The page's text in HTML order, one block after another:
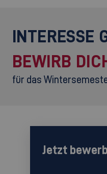
INTERESSE
BEWIRB
für das
Jetzt